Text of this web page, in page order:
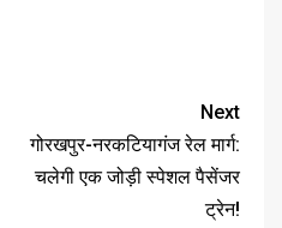
Next
गोरखपुर-नरकटियागंज रेल मार्ग:
चलेगी एक जोड़ी स्पेशल पैसेंजर
ट्रेन!